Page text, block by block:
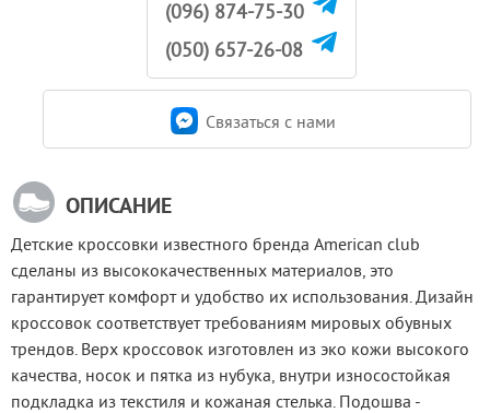
(096) 874-75-30
(050) 657-26-08
Связаться c нами
ОПИСАНИЕ
Детские кроссовки известного бренда American club
сделаны из высококачественных материалов, это
гарантирует комфорт и удобство их использования. Дизайн
кроссовок соответствует требованиям мировых обувных
трендов. Верх кроссовок изготовлен из эко кожи высокого
качества, носок и пятка из нубука, внутри износостойкая
подкладка из текстиля и кожаная стелька. Подошва -